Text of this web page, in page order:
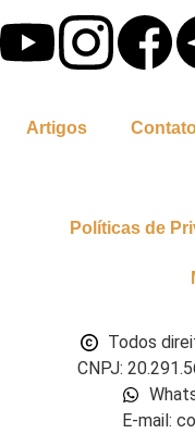
Artigos
Políticas de
Todos
CNPJ:
E-mail: